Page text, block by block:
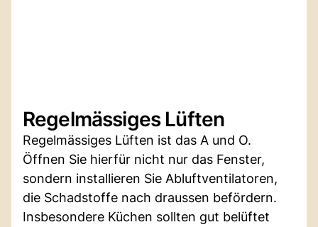
Regelmässiges Lüften
Regelmässiges Lüften ist das A und O.
Öffnen Sie hierfür nicht nur das Fenster,
sondern installieren Sie Abluftventilatoren,
die Schadstoffe nach draussen befördern.
Insbesondere Küchen sollten gut belüftet